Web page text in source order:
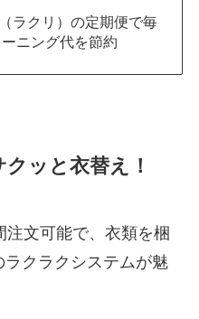
ラクリ）の定期便で毎
ニング代を節約
ッと衣替え！
文可能で、衣類を梱
クラクシステムが魅